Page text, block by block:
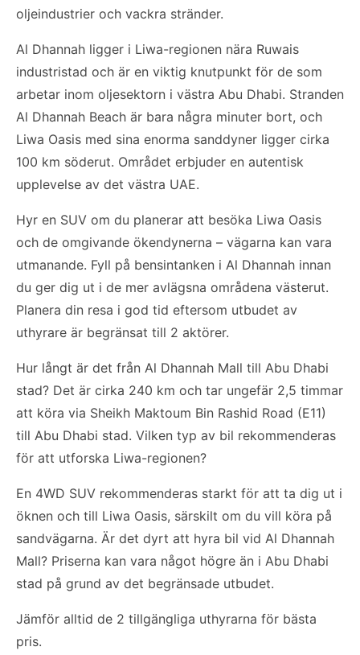
oljeindustrier och vackra stränder.
Al Dhannah ligger i Liwa-regionen nära Ruwais
industristad och är en viktig knutpunkt för de som
arbetar inom oljesektorn i västra Abu Dhabi. Stranden
Al Dhannah Beach är bara några minuter bort, och
Liwa Oasis med sina enorma sanddyner ligger cirka
100 km söderut. Området erbjuder en autentisk
upplevelse av det västra UAE.
Hyr en SUV om du planerar att besöka Liwa Oasis
och de omgivande ökendynerna – vägarna kan vara
utmanande. Fyll på bensintanken i Al Dhannah innan
du ger dig ut i de mer avlägsna områdena västerut.
Planera din resa i god tid eftersom utbudet av
uthyrare är begränsat till 2 aktörer.
Hur långt är det från Al Dhannah Mall till Abu Dhabi
stad? Det är cirka 240 km och tar ungefär 2,5 timmar
att köra via Sheikh Maktoum Bin Rashid Road (E11)
till Abu Dhabi stad. Vilken typ av bil rekommenderas
för att utforska Liwa-regionen?
En 4WD SUV rekommenderas starkt för att ta dig ut i
öknen och till Liwa Oasis, särskilt om du vill köra på
sandvägarna. Är det dyrt att hyra bil vid Al Dhannah
Mall? Priserna kan vara något högre än i Abu Dhabi
stad på grund av det begränsade utbudet.
Jämför alltid de 2 tillgängliga uthyrarna för bästa
pris.